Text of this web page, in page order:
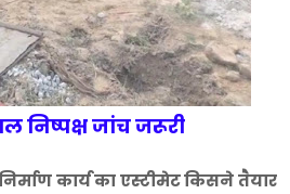
निष्पक्ष जांच जरूरी
कार्य का एस्टीमेट किसने तैयार